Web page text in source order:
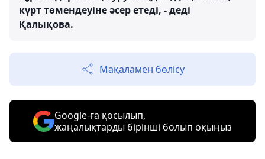
күрт төмендеуіне әсер етеді, - деді
Қалықова.
Мақаламен бөлісу
Google-ға қосылып,
жаңалықтарды бірінші болып оқыңыз